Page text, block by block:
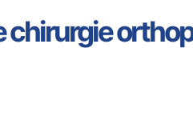
chirurgie